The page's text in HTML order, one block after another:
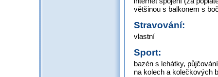
většinou s balkonem s
Stravování:
vlastní
Sport:
bazén s lehátky,
na kolech a kolečkových